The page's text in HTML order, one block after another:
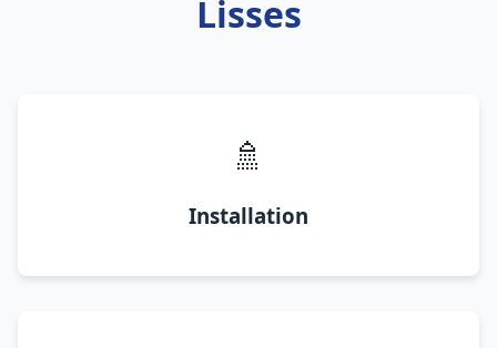
Lisses
🚿
Installation